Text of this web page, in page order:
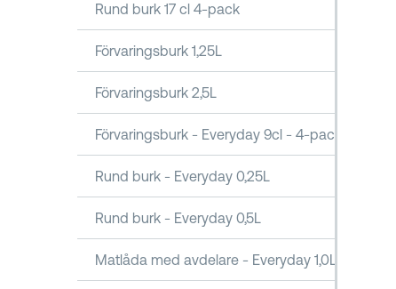
Rund burk 17 cl 4-pack
Förvaringsburk 1,25L
Förvaringsburk 2,5L
Förvaringsburk - Everyday 9cl - 4-pack
Rund burk - Everyday 0,25L
Rund burk - Everyday 0,5L
Matlåda med avdelare - Everyday 1,0L